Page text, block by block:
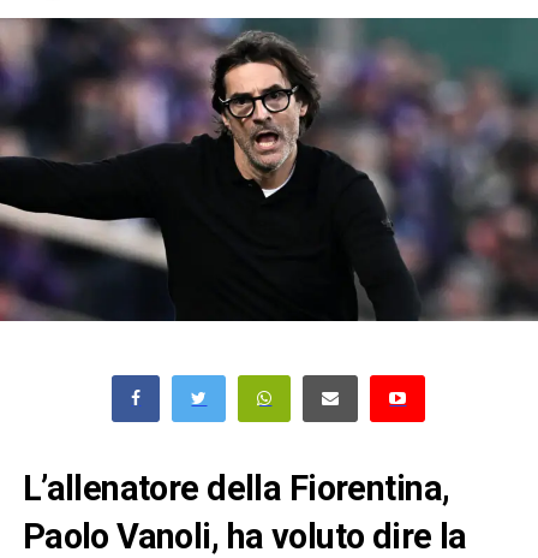
L’allenatore della Fiorentina,
Paolo Vanoli, ha voluto dire la